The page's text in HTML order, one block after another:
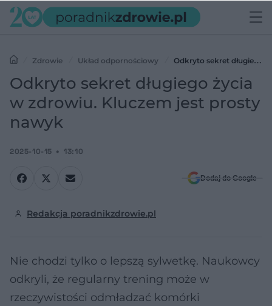
Zdrowie Układ odpornościowy
Odkryto sekret długiego
życia w zdrowiu. Kluczem jest prosty nawyk
Odkryto sekret długiego życia
w zdrowiu. Kluczem jest prosty
nawyk
2025-10-15 13:10
Dodaj do Google
Redakcja poradnikzdrowie.pl
Nie chodzi tylko o lepszą sylwetkę. Naukowcy
odkryli, że regularny trening może w
rzeczywistości odmładzać komórki